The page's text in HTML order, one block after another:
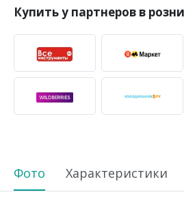
Купить у партнеров в
Фото Характеристики